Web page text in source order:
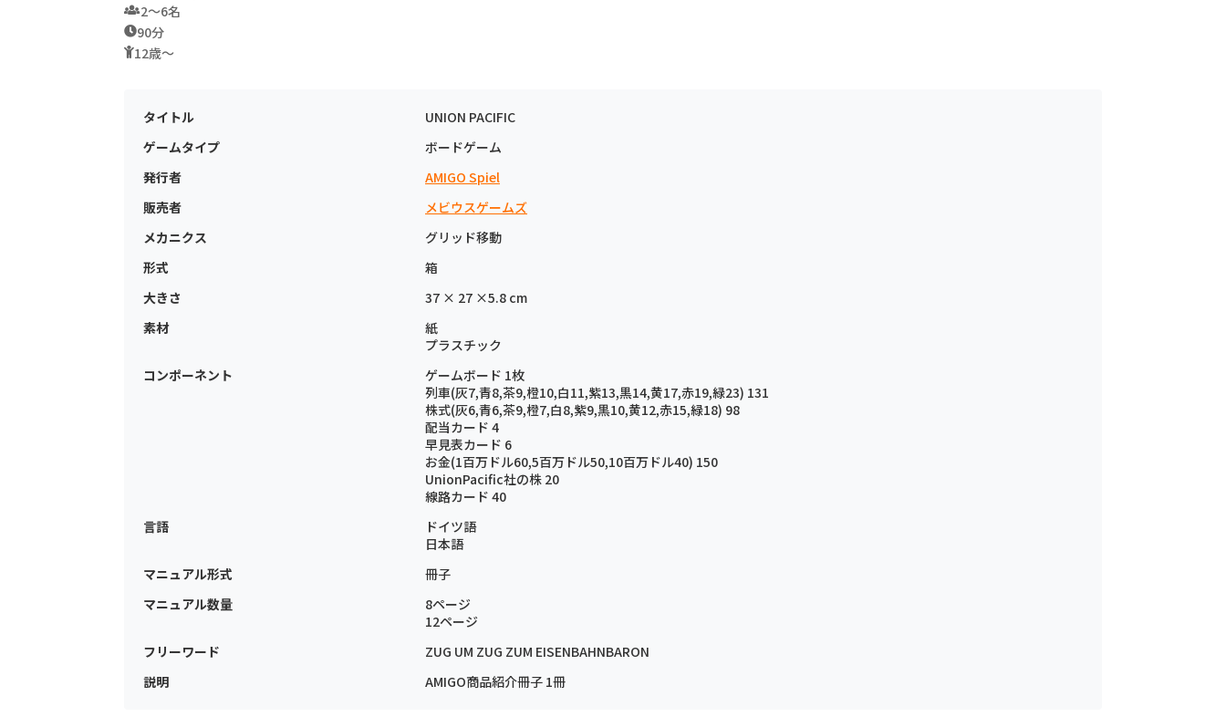
2〜6名
90分
12歳〜
タイトル
UNION PACIFIC
ゲームタイプ
ボードゲーム
発行者
AMIGO Spiel
販売者
メビウスゲームズ
メカニクス
グリッド移動
形式
箱
大きさ
37 × 27 ×5.8 cm
素材
紙
プラスチック
コンポーネント
ゲームボード 1枚
列車(灰7,青8,茶9,橙10,白11,紫13,黒14,黄17,赤19,緑23) 131
株式(灰6,青6,茶9,橙7,白8,紫9,黒10,黄12,赤15,緑18) 98
配当カード 4
早見表カード 6
お金(1百万ドル60,5百万ドル50,10百万ドル40) 150
UnionPacific社の株 20
線路カード 40
言語
ドイツ語
日本語
マニュアル形式
冊子
マニュアル数量
8ページ
12ページ
フリーワード
ZUG UM ZUG ZUM EISENBAHNBARON
説明
AMIGO商品紹介冊子 1冊